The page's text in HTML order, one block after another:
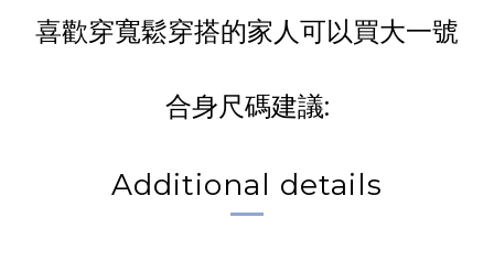
喜歡穿寬鬆穿搭的家人可以買大一號
合身尺碼建議:
Additional details